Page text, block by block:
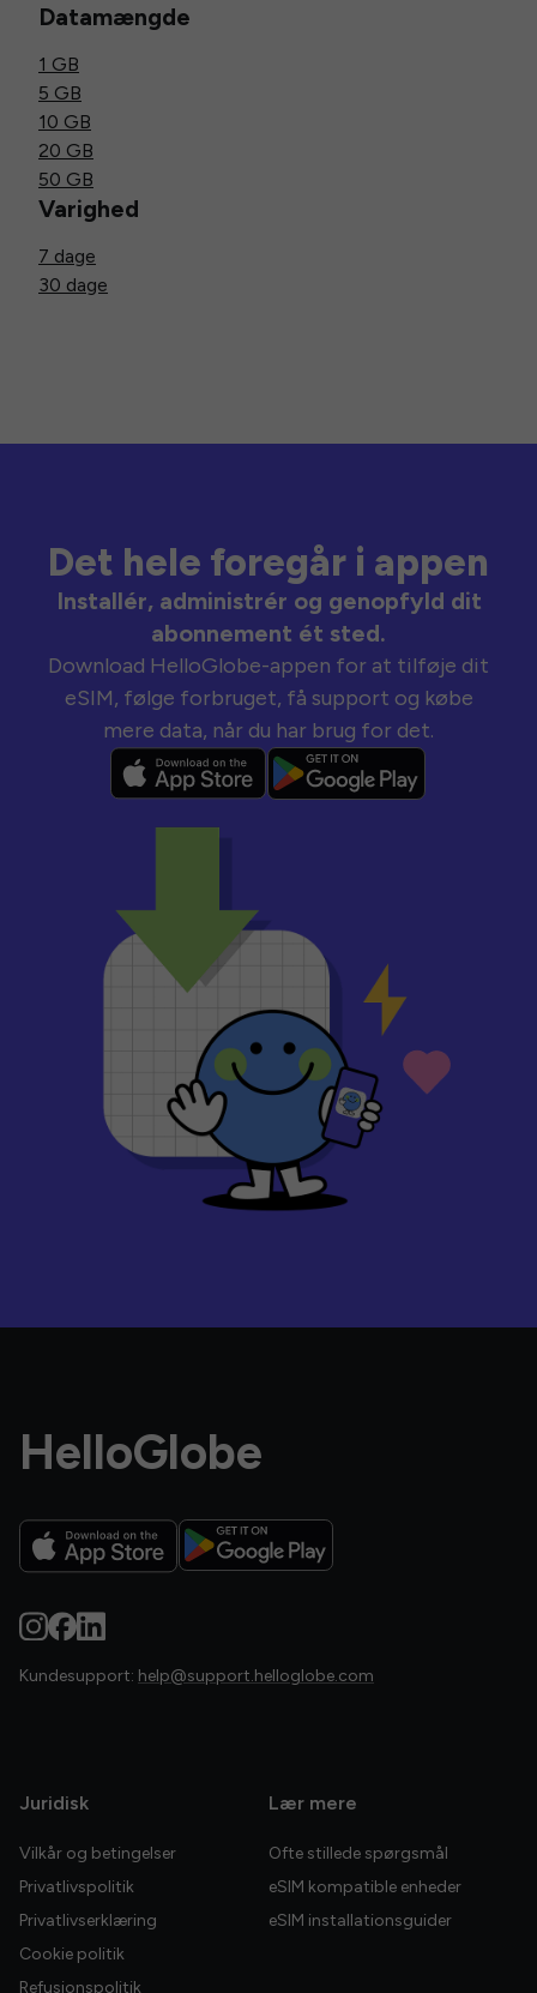
Datamængde
1 GB
5 GB
10 GB
20 GB
50 GB
Varighed
7 dage
30 dage
Det hele foregår i appen
Installér, administrér og genopfyld dit
abonnement ét sted.
Download HelloGlobe-appen for at tilføje dit
eSIM, følge forbruget, få support og købe
mere data, når du har brug for det.
HelloGlobe
Kundesupport: help@support.helloglobe.com
Juridisk
Vilkår og betingelser
Privatlivspolitik
Privatlivserklæring
Cookie politik
Refusionspolitik
Lær mere
Ofte stillede spørgsmål
eSIM kompatible enheder
eSIM installationsguider